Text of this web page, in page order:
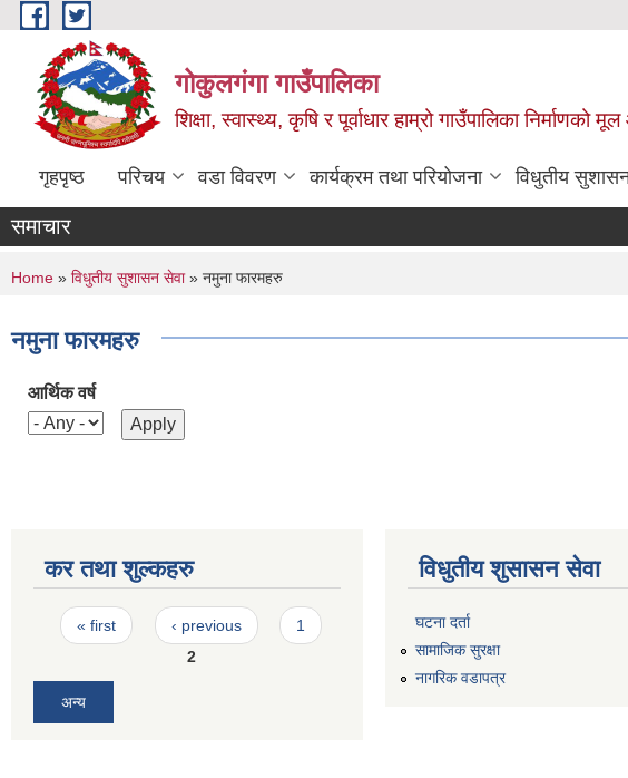
Skip to main content
गोकुलगंगा गाउँपालिका
शिक्षा, स्वास्थ्य, कृषि र पूर्वाधार हाम्रो गाउँपालिका निर्माणको
गृहपृष्ठ परिचय वडा विवरण कार्यक्रम तथा परियोजना विधुतीय
समाचार
You are here
Home » विधुतीय सुशासन सेवा» नमुना फारमहरु
नमुना फारमहरु
आर्थिक वर्ष
कर तथा शुल्कहरु
Pages
« first ‹ previous
1
2
अन्य
विधुतीय शुसासन सेवा
घटना दर्ता
सामाजिक सुरक्षा
नागरिक वडापत्र